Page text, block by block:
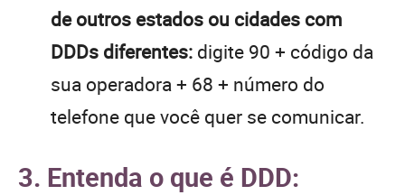
de outros estados ou cidades com
DDDs diferentes: digite 90 + código da
sua operadora + 68 + número do
telefone que você quer se comunicar.
3. Entenda o que é DDD: